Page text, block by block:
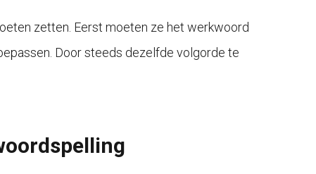
zetten. Eerst moeten ze het werkwoord
Door steeds dezelfde volgorde te